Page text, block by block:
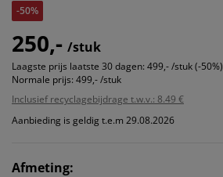
-50%
250,- /stuk
Laagste prijs laatste 30 dagen: 499,- /stuk (-50%)
Normale prijs: 499,- /stuk
Inclusief recyclagebijdrage t.w.v.: 8.49 €
Aanbieding is geldig t.e.m 29.08.2026
Afmeting: